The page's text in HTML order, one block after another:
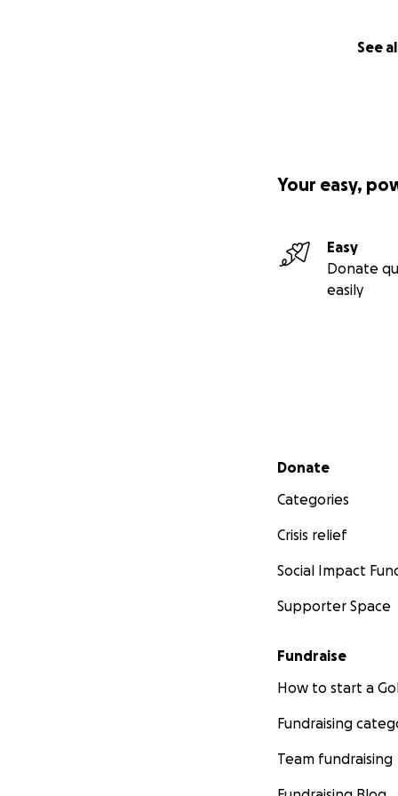
See
Your easy,
Easy
Donate
easily
Secondary menu
Donate
Categories
Crisis relief
Social Impact
Supporter Space
Fundraise
How to start a
Fundraising
Team fundraising